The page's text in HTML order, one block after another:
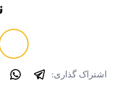
اشتراک گذاری: